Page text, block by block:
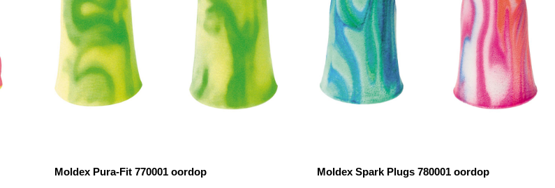
Moldex Pura-Fit 770001 oordop Moldex Spark Plugs 780001 oordop